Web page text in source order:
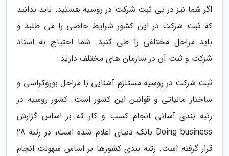
اگر شما نیز در پی ثبت شرکت در روسیه هستید، باید بدانید
که ثبت شرکت در این کشور شرایط خاصی را می طلبد و
باید مراحل مختلفی را طی کنید. شما احتیاج به اسناد
شرکت و ثبت آن در سازمان های مختلف دارید.
ثبت شرکت در روسیه مستلزم آشنایی با مراحل بوروکراسی و
ساختار مالیاتی و قوانین این کشور است. کشور روسیه در
رتبه بندی آسانی انجام کسب و کار که بر اساس گزارش
Doing business بانک دنیای اعلام شده است، در رتبه 28
قرار گرفته است. رتبه بندی کشورها بر اساس سهولت انجام